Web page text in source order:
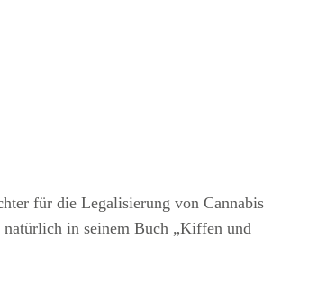
für die Legalisierung von Cannabis
in seinem Buch „Kiffen und